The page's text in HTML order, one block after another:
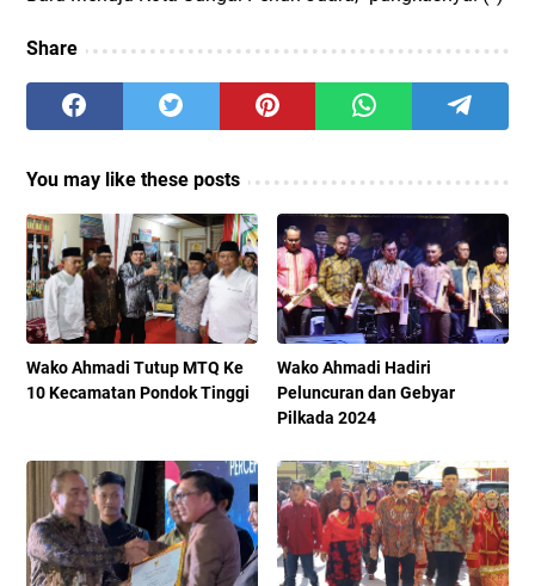
Share
You may like these posts
Wako Ahmadi Tutup MTQ Ke
10 Kecamatan Pondok Tinggi
Wako Ahmadi Hadiri
Peluncuran dan Gebyar
Pilkada 2024